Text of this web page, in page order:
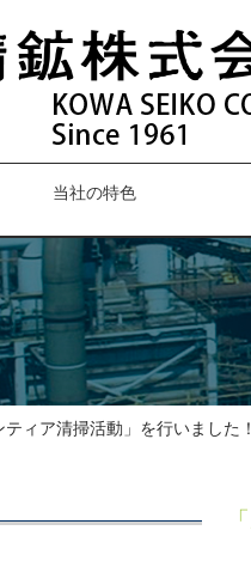
当社の特色
ティア清掃活動」を行いました！